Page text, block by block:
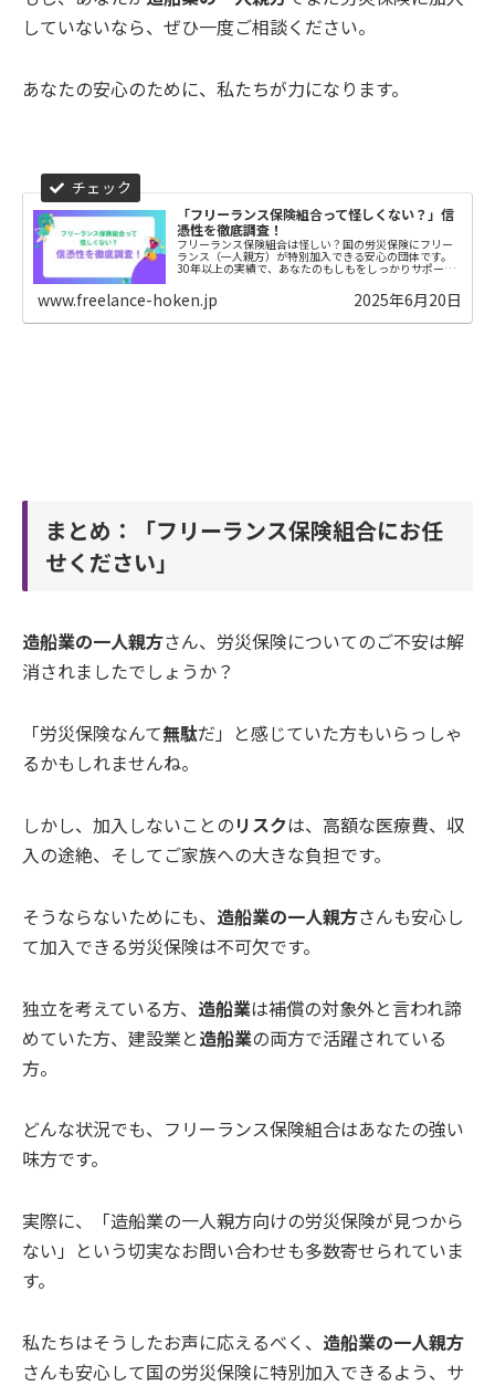
していないなら、ぜひ一度ご相談ください。
あなたの安心のために、私たちが力になります。
「フリーランス保険組合って怪しくない？」信
憑性を徹底調査！
フリーランス保険組合は怪しい？国の労災保険にフリー
ランス（一人親方）が特別加入できる安心の団体です。
30年以上の実績で、あなたのもしもをしっかりサポート
www.freelance-hoken.jp 2025年6月20日
まとめ：「フリーランス保険組合にお任
せください」
造船業の一人親方さん、労災保険についてのご不安は解
消されましたでしょうか？
「労災保険なんて無駄だ」と感じていた方もいらっしゃ
るかもしれませんね。
しかし、加入しないことのリスクは、高額な医療費、収
入の途絶、そしてご家族への大きな負担です。
そうならないためにも、 造船業の一人親方さんも安心し
て加入できる労災保険は不可欠です。
独立を考えている方、 造船業は補償の対象外と言われ諦
めていた方、建設業と造船業の両方で活躍されている
方。
どんな状況でも、フリーランス保険組合はあなたの強い
味方です。
実際に、「造船業の一人親方向けの労災保険が見つから
ない」という切実なお問い合わせも多数寄せられていま
す。
私たちはそうしたお声に応えるべく、 造船業の一人親方
さんも安心して国の労災保険に特別加入できるよう、サ